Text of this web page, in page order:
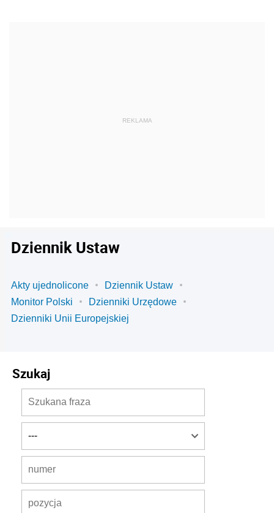
Dziennik Ustaw
Akty ujednolicone
Dziennik Ustaw
Monitor Polski
Dzienniki Urzędowe
Dzienniki Unii Europejskiej
Szukaj